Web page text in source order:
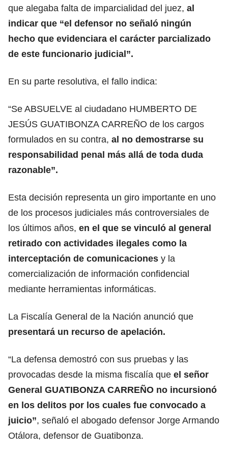
que alegaba falta de imparcialidad del juez, al
indicar que “el defensor no señaló ningún
hecho que evidenciara el carácter parcializado
de este funcionario judicial”.
En su parte resolutiva, el fallo indica:
“Se ABSUELVE al ciudadano HUMBERTO DE
JESÚS GUATIBONZA CARREÑO de los cargos
formulados en su contra, al no demostrarse su
responsabilidad penal más allá de toda duda
razonable”.
Esta decisión representa un giro importante en uno
de los procesos judiciales más controversiales de
los últimos años, en el que se vinculó al general
retirado con actividades ilegales como la
interceptación de comunicaciones y la
comercialización de información confidencial
mediante herramientas informáticas.
La Fiscalía General de la Nación anunció que
presentará un recurso de apelación.
“La defensa demostró con sus pruebas y las
provocadas desde la misma fiscalía que el señor
General GUATIBONZA CARREÑO no incursionó
en los delitos por los cuales fue convocado a
juicio”, señaló el abogado defensor Jorge Armando
Otálora, defensor de Guatibonza.